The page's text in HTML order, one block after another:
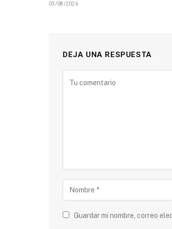
03/08/2026
DEJA UNA RESPUESTA
Guardar mi nombre, correo